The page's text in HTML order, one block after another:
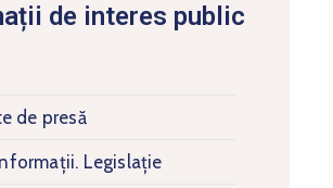
de interes public
de presă
Legislație